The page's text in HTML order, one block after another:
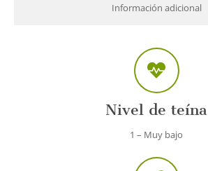
Información adicional
Nivel de teína
1 – Muy bajo